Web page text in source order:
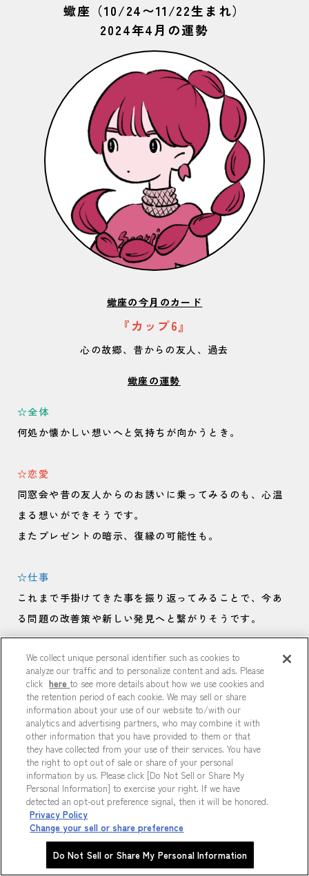
蠍座（10/24〜11/22生まれ）
2024年4月の運勢
蠍座の今月のカード
『カップ6』
心の故郷、昔からの友人、過去
蠍座の運勢
☆全体
何処か懐かしい想いへと気持ちが向かうとき。
☆恋愛
同窓会や昔の友人からのお誘いに乗ってみるのも、心温
まる想いができそうです。
またプレゼントの暗示、復縁の可能性も。
☆仕事
これまで手掛けてきた事を振り返ってみることで、今あ
る問題の改善策や新しい発見へと繋がりそうです。
☆学業
今までの勉強の仕方や捉え方など一度見直してみる機会
を作ってみましょう。
幼なじみとの交流◎。
🍬ラッキーカラー🍬
［ローズ］
理想的な関係を引き寄せるローズを。
We collect unique personal identifier such as cookies to
analyze our traffic and to personalize content and ads. Please
click hereto see more details about how we use cookies and
the retention period of each cookie. We may sell or share
information about your use of our website to/with our
analytics and advertising partners, who may combine it with
other information that you have provided to them or that
they have collected from your use of their services. You have
the right to opt out of sale or share of your personal
information by us. Please click [Do Not Sell or Share My
Personal Information] to exercise your right. If we have
detected an opt-out preference signal, then it will be honored.
Privacy Policy
Change your sell or share preference
Do Not Sell or Share My Personal Information